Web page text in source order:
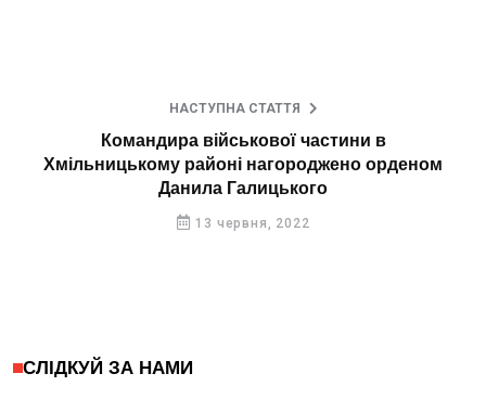
НАСТУПНА СТАТТЯ
Командира військової частини в
Хмільницькому районі нагороджено орденом
Данила Галицького
13 червня, 2022
СЛІДКУЙ ЗА НАМИ